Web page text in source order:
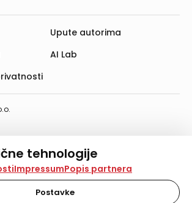
tehnologije
koristimo kolačiće i slične
čitanje i obradu informacija na
poboljšavamo korisničko iskustvo,
ImpressumPopis partnera
Postavke
Upute autorima
AI Lab